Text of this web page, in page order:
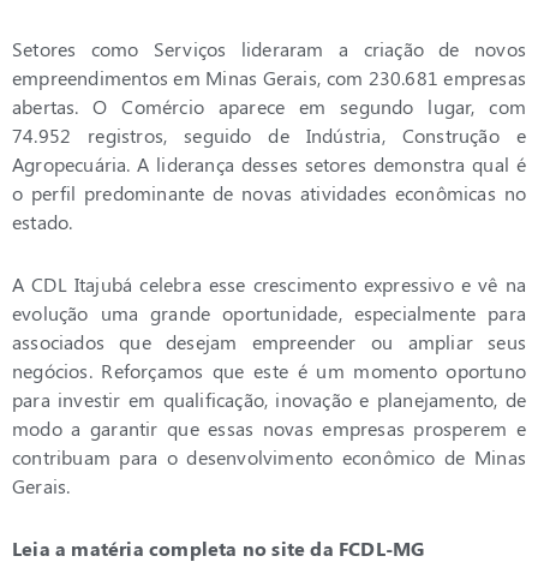
Setores como Serviços lideraram a criação de novos
empreendimentos em Minas Gerais, com 230.681 empresas
abertas. O Comércio aparece em segundo lugar, com
74.952 registros, seguido de Indústria, Construção e
Agropecuária. A liderança desses setores demonstra qual é
o perfil predominante de novas atividades econômicas no
estado.
A CDL Itajubá celebra esse crescimento expressivo e vê na
evolução uma grande oportunidade, especialmente para
associados que desejam empreender ou ampliar seus
negócios. Reforçamos que este é um momento oportuno
para investir em qualificação, inovação e planejamento, de
modo a garantir que essas novas empresas prosperem e
contribuam para o desenvolvimento econômico de Minas
Gerais.
Leia a matéria completa no site da FCDL-MG